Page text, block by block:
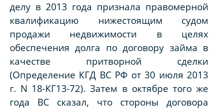
делу в 2013 года признала правомерной
квалификацию нижестоящим судом
продажи недвижимости в целях
обеспечения долга по договору займа в
качестве притворной сделки
(Определение КГД ВС РФ от 30 июля 2013
г. N 18-КГ13-72). Затем в октябре того же
года ВС сказал, что стороны договора